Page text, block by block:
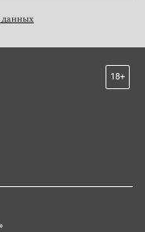
данных
18+